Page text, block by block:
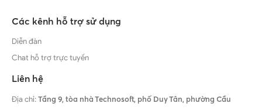
Các kênh hỗ trợ sử dụng
Diễn đàn
Chat hỗ trợ trực tuyến
Liên hệ
Địa chỉ:Tầng 9, tòa nhà Technosoft, phố Duy Tân, phường Cầu